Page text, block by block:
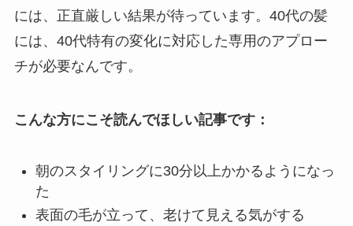
には、正直厳しい結果が待っています。40代の髪
には、40代特有の変化に対応した専用のアプロー
チが必要なんです。
こんな方にこそ読んでほしい記事です：
朝のスタイリングに30分以上かかるようになっ
た
表面の毛が立って、老けて見える気がする